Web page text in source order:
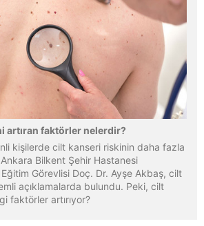
artıran faktörler nelerdir?
kişilerde cilt kanseri riskinin daha fazla
Bilkent Şehir Hastanesi
Görevlisi Doç. Dr. Ayşe Akbaş, cilt
açıklamalarda bulundu. Peki, cilt
faktörler artırıyor?